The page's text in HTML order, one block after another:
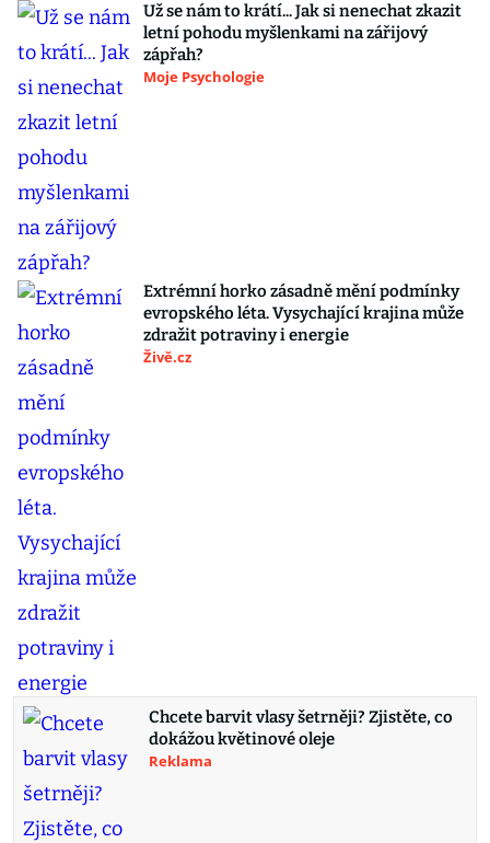
Už se nám to krátí... Jak si nenechat zkazit
letní pohodu myšlenkami na zářijový
zápřah?
Moje Psychologie
Extrémní horko zásadně mění podmínky
evropského léta. Vysychající krajina může
zdražit potraviny i energie
Živě.cz
Chcete barvit vlasy šetrněji? Zjistěte, co
dokážou květinové oleje
Reklama